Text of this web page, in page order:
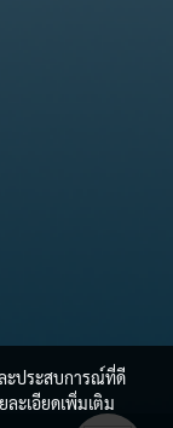
ะประสบการณ์ที่ดี
ะเอียดเพิ่มเติม